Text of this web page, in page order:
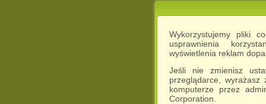
Wykorzystujemy pliki
usprawnienia
wyświetlenia reklam
Jeśli nie zmienisz
przeglądarce,
komputerze przez
Corporation.